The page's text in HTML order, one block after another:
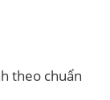
theo chuẩn